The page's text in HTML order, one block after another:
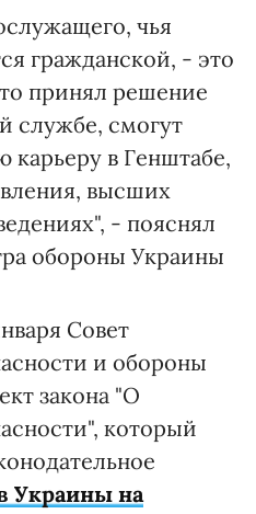
чья
гражданской, - это
принял решение
службе, смогут
в Генштабе,
высших
- пояснял
обороны Украины
Совет
и обороны
закона "О
который
Украины на